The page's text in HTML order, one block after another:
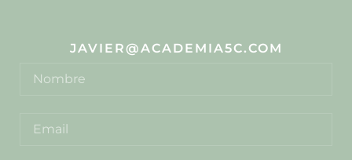
JAVIER@ACADEMIA5C.COM